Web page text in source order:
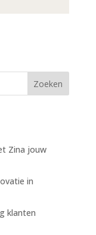
Zoeken
Zina jouw
in
klanten